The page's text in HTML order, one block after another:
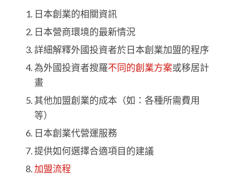
日本創業的相關資訊
日本營商環境的最新情況
詳細解釋外國投資者於日本創業加盟的程序
為外國投資者搜羅不同的創業方案或移居計
畫
其他加盟創業的成本（如：各種所需費用
等）
日本創業代營運服務
提供如何選擇合適項目的建議
加盟流程